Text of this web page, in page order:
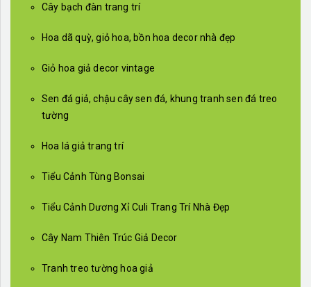
Cây bạch đàn trang trí
Hoa dã quỳ, giỏ hoa, bồn hoa decor nhà đẹp
Giỏ hoa giả decor vintage
Sen đá giả, chậu cây sen đá, khung tranh sen đá treo
tường
Hoa lá giả trang trí
Tiểu Cảnh Tùng Bonsai
Tiểu Cảnh Dương Xỉ Culi Trang Trí Nhà Đẹp
Cây Nam Thiên Trúc Giả Decor
Tranh treo tường hoa giả